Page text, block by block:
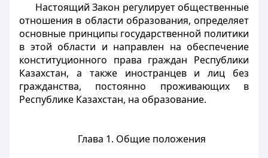
Настоящий Закон регулирует общественные
отношения в области образования, определяет
основные принципы государственной политики
в этой области и направлен на обеспечение
конституционного права граждан Республики
Казахстан, а также иностранцев и лиц без
гражданства, постоянно проживающих в
Республике Казахстан, на образование.
Глава 1. Общие положения